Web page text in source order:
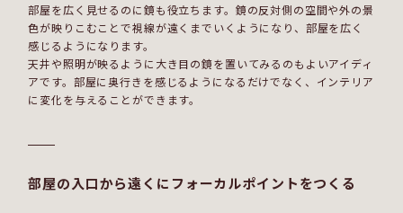
部屋を広く見せるのに鏡も役立ちます。鏡の反対側の空間や外の景
色が映りこむことで視線が遠くまでいくようになり、部屋を広く
感じるようになります。
天井や照明が映るように大き目の鏡を置いてみるのもよいアイディ
アです。部屋に奥行きを感じるようになるだけでなく、インテリア
に変化を与えることができます。
部屋の入口から遠くにフォーカルポイントをつくる